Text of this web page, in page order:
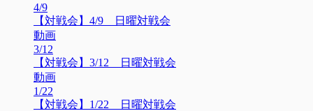
4/9
【対戦会】4/9 日曜対戦会
動画
3/12
【対戦会】3/12 日曜対戦会
動画
1/22
【対戦会】1/22 日曜対戦会